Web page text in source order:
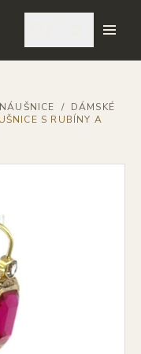
NÁUŠNICE / DÁMSKÉ
S RUBÍNY A